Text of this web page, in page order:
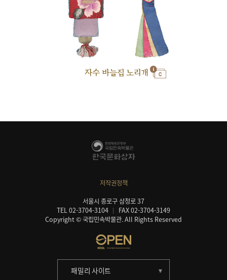
자수 바늘집 노리개
저작권정책
서울시 종로구 삼청로 37
TEL 02-3704-3104
FAX 02-3704-3149
Copyright © 국립민속박물관. All Rights Reserved
패밀리 사이트